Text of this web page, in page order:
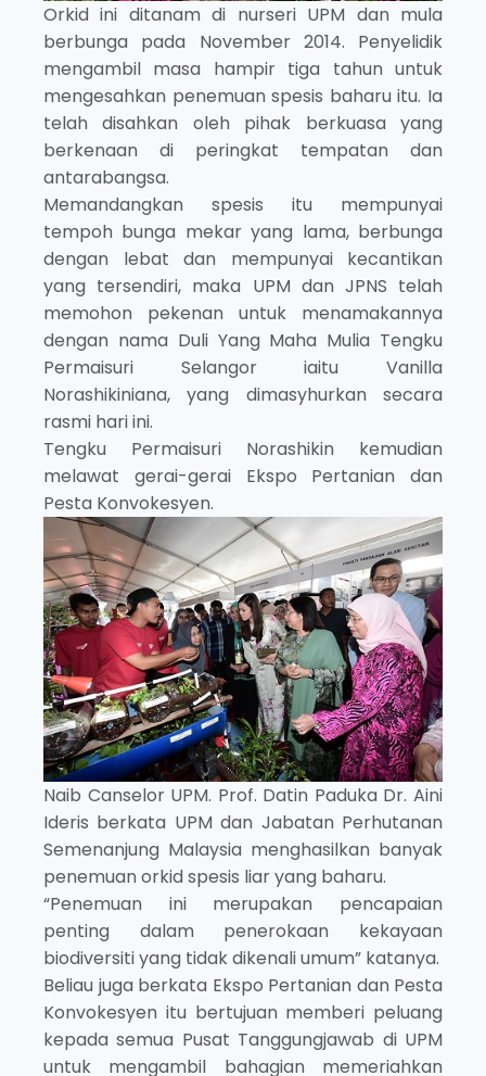
Orkid ini ditanam di nurseri UPM dan mula
berbunga pada November 2014. Penyelidik
mengambil masa hampir tiga tahun untuk
mengesahkan penemuan spesis baharu itu. Ia
telah disahkan oleh pihak berkuasa yang
berkenaan di peringkat tempatan dan
antarabangsa.
Memandangkan spesis itu mempunyai
tempoh bunga mekar yang lama, berbunga
dengan lebat dan mempunyai kecantikan
yang tersendiri, maka UPM dan JPNS telah
memohon pekenan untuk menamakannya
dengan nama Duli Yang Maha Mulia Tengku
Permaisuri Selangor iaitu Vanilla
Norashikiniana, yang dimasyhurkan secara
rasmi hari ini.
Tengku Permaisuri Norashikin kemudian
melawat gerai-gerai Ekspo Pertanian dan
Pesta Konvokesyen.
Naib Canselor UPM. Prof. Datin Paduka Dr. Aini
Ideris berkata UPM dan Jabatan Perhutanan
Semenanjung Malaysia menghasilkan banyak
penemuan orkid spesis liar yang baharu.
“Penemuan ini merupakan pencapaian
penting dalam penerokaan kekayaan
biodiversiti yang tidak dikenali umum” katanya.
Beliau juga berkata Ekspo Pertanian dan Pesta
Konvokesyen itu bertujuan memberi peluang
kepada semua Pusat Tanggungjawab di UPM
untuk mengambil bahagian memeriahkan